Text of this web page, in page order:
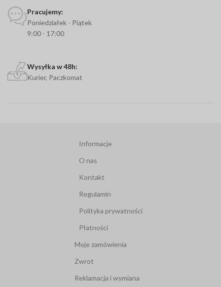
Pracujemy:
Poniedziałek - Piątek
9:00 - 17:00
Wysyłka w 48h:
Kurier, Paczkomat
Informacje
O nas
Kontakt
Regulamin
Polityka prywatności
Płatności
Moje zamówienia
Zwrot
Reklamacja i wymiana